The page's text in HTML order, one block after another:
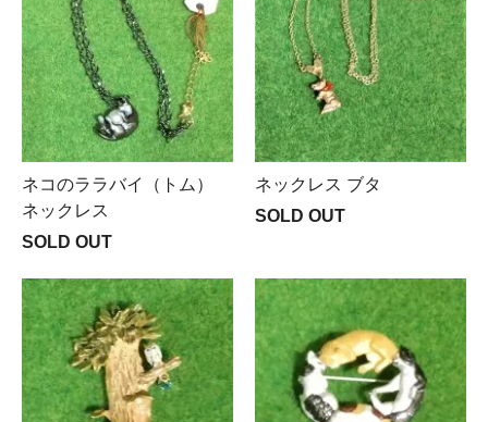
ネコのララバイ（トム）
ネックレス
SOLD OUT
ネックレス ブタ
SOLD OUT